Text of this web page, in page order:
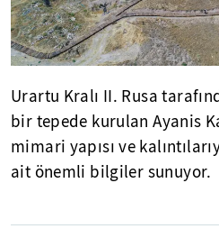
Urartu Kralı II. Rusa
bir tepede kurulan Ayanis
mimari yapısı ve
ait önemli bilgiler sunuyor.